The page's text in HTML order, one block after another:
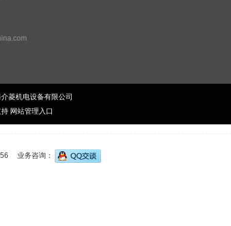
菱机电设备有限公司
网站管理入口
业务咨询：